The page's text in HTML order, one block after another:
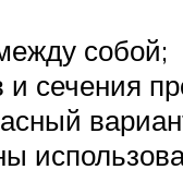
собой;
сечения